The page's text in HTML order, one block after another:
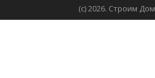
(с) 2026. Строим Дом